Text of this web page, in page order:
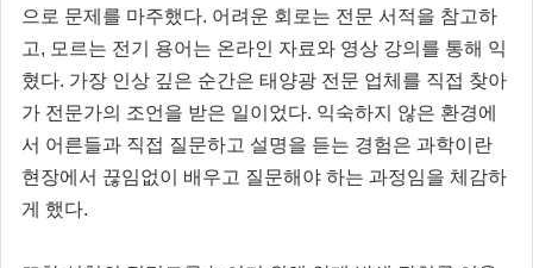
으로 문제를 마주했다. 어려운 회로는 전문 서적을 참고하
고, 모르는 전기 용어는 온라인 자료와 영상 강의를 통해 익
혔다. 가장 인상 깊은 순간은 태양광 전문 업체를 직접 찾아
가 전문가의 조언을 받은 일이었다. 익숙하지 않은 환경에
서 어른들과 직접 질문하고 설명을 듣는 경험은 과학이란
현장에서 끊임없이 배우고 질문해야 하는 과정임을 체감하
게 했다.